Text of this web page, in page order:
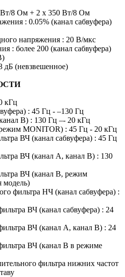
8 Ом + 2 x 350 Вт/8 Ом
: 0.05% (канал сабвуфера)
напряжения : 20 В/мкс
: более 200 (канал сабвуфера)
(невзвешенное)
кГц
: 45 Гц - –130 Гц
B) : 130 Гц –- 20 кГц
MONITOR) : 45 Гц - 20 кГц
ВЧ (канал сабвуфера) : 45 Гц
ВЧ (канал A, канал B) : 130
ВЧ (канал B, режим
модель)
фильтра НЧ (канал сабвуфера) :
ВЧ (канал сабвуфера) : 24
ВЧ (канал A, канал B) : 24
ВЧ (канал B в режиме
фильтра нижних частот